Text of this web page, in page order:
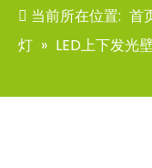
当前所在位置: 首
灯 » LED上下发光